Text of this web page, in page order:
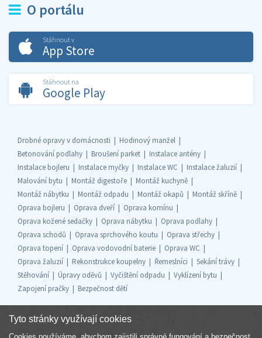
O portálu
Stáhnout v
App Store
Stáhnout na
Google Play
Drobné opravy v domácnosti
Hodinový manžel
Betonování podlahy
Broušení parket
Instalace antény
Instalace bojleru
Instalace myčky Instalace WC
Instalace žaluzií
Malování bytu
Montáž digestoře
Montáž kuchyně
Montáž nábytku
Montáž odpadu Montáž okapů
Montáž skříně
Oprava bojleru
Oprava dveří
Oprava komínu
Oprava kožené sedačky
Oprava nábytku
Oprava podlahy
Oprava schodů
Oprava sprchového koutu
Oprava střechy
Oprava topení
Oprava vodovodní baterie
Oprava WC
Oprava žaluzií
Rekonstrukce koupelny Řemeslníci
Sekání trávy
Stěhování
Úpravy oděvů Vyčištění odpadu
Vyklízení bytu
Zapojení pračky
Bezpečnost dětí
Tyto stránky využívají cookies